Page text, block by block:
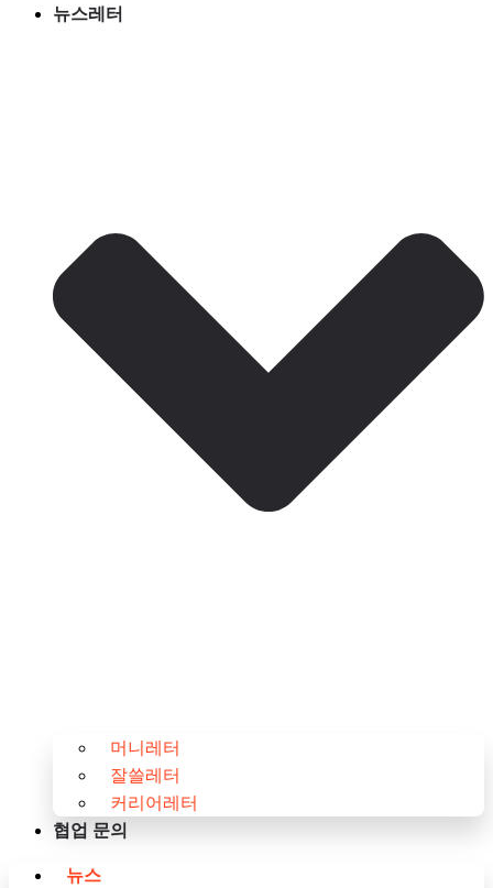
뉴스레터
머니레터
잘쓸레터
커리어레터
협업 문의
뉴스